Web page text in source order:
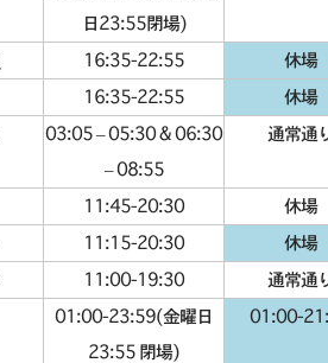
日23:55閉場)
16:35-22:55 休場
16:35-22:55 休場
03:05 – 05:30 & 06:30
– 08:55
通常通
11:45-20:30 休場
11:15-20:30 休場
11:00-19:30 通常通
01:00-23:59(金曜日
23:55 閉場)
01:00-